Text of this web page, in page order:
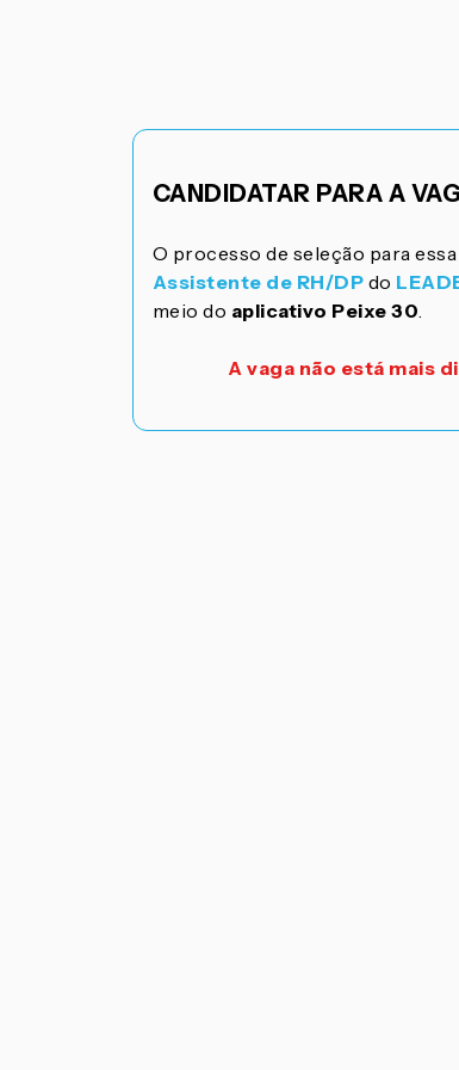
CANDIDATAR PARA A
O processo de seleção para essa
Assistente de RH/DP do
meio do aplicativo Peixe 30.
A vaga não está mais